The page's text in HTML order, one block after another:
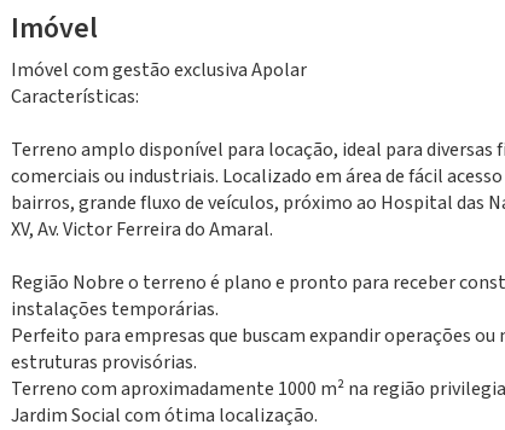
Imóvel
Imóvel com gestão exclusiva Apolar
Características:
Terreno amplo disponível para locação, ideal para diversas
comerciais ou industriais. Localizado em área de fácil
bairros, grande fluxo de veículos, próximo ao Hospital das
XV, Av. Victor Ferreira do Amaral.
Região Nobre o terreno é plano e pronto para receber
instalações temporárias.
Perfeito para empresas que buscam expandir operações
estruturas provisórias.
Terreno com aproximadamente 1000 m² na região
Jardim Social com ótima localização.